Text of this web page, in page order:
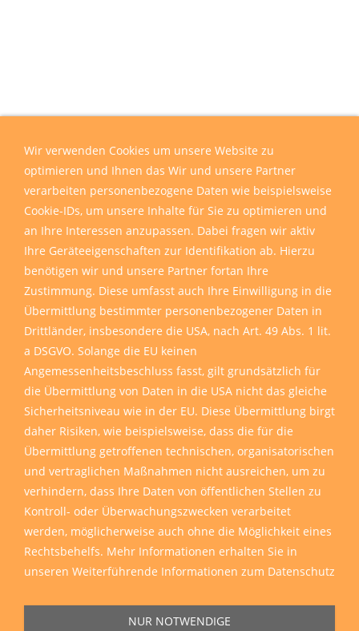
Wir verwenden Cookies um unsere Website zu
optimieren und Ihnen das Wir und unsere Partner
verarbeiten personenbezogene Daten wie beispielsweise
Cookie-IDs, um unsere Inhalte für Sie zu optimieren und
an Ihre Interessen anzupassen. Dabei fragen wir aktiv
Ihre Geräteeigenschaften zur Identifikation ab. Hierzu
benötigen wir und unsere Partner fortan Ihre
Zustimmung. Diese umfasst auch Ihre Einwilligung in die
Übermittlung bestimmter personenbezogener Daten in
Drittländer, insbesondere die USA, nach Art. 49 Abs. 1 lit.
a DSGVO. Solange die EU keinen
Angemessenheitsbeschluss fasst, gilt grundsätzlich für
die Übermittlung von Daten in die USA nicht das gleiche
Sicherheitsniveau wie in der EU. Diese Übermittlung birgt
daher Risiken, wie beispielsweise, dass die für die
Übermittlung getroffenen technischen, organisatorischen
und vertraglichen Maßnahmen nicht ausreichen, um zu
verhindern, dass Ihre Daten von öffentlichen Stellen zu
Kontroll- oder Überwachungszwecken verarbeitet
werden, möglicherweise auch ohne die Möglichkeit eines
Rechtsbehelfs. Mehr Informationen erhalten Sie in
unseren Weiterführende Informationen zum Datenschutz
NUR NOTWENDIGE